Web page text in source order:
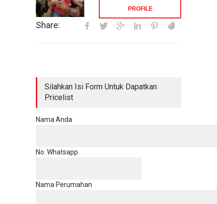
PROFILE
Share:
Silahkan Isi Form Untuk Dapatkan
Pricelist
Nama Anda
No. Whatsapp
Nama Perumahan